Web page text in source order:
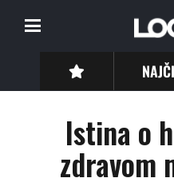
Istina o
zdravom